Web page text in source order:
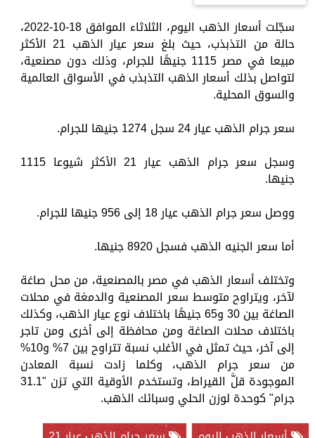
سجّلت أسعار الذهب اليوم، الثلاثاء الموافق 18-10-2022،
حالة من التذبذب، حيث بلغ سعر عيار الذهب 21 الأكثر
مبيعا في مصر 1115 جنيهًا للجرام، وذلك دون مصنعية،
لتواصل بذلك أسعار الذهب التذبذب في الأسواق العالمية
والسوق المحلية.
سعر جرام الذهب عيار 24 سجل 1274 جنيها للجرام.
وسجل سعر جرام الذهب عيار 21 الأكثر شيوعا 1115
جنيها.
ووصل سعر جرام الذهب عيار 18 إلى 956 جنيها للجرام.
أما سعر الجنيه الذهب فسجل 8920 جنيها.
وتختلف أسعار الذهب في مصر بالمصنعية، من محل صاغة
لآخر، ويتراوح متوسط سعر المصنعية والدمغة في محلات
الصاغة بين 30 و65 جنيهًا باختلاف نوع عيار الذهب، وكذلك
باختلاف محلات الصاغة ومن محافظة إلى أخرى ومن تاجر
إلى آخر، حيث تمثل في الأغلب نسبة تتراوح بين 7% و10%
من سعر جرام الذهب، وكلما زادت نسبة المعادن
الموجودة قلَّ القيراط، وتستخدم الأوقية التي تزن "31.1
جرام" كوحدة لوزن الحلي وسبائك الذهب.